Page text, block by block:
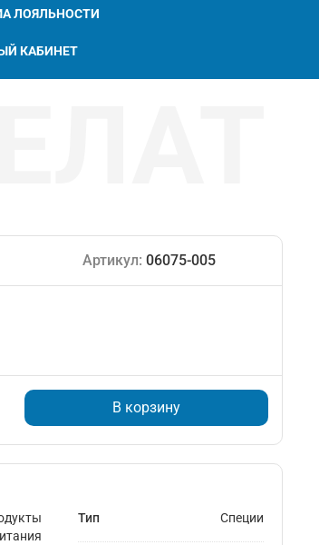
ЛОЯЛЬНОСТИ
КАБИНЕТ
Артикул: 06075-005
В корзину
Тип Специи